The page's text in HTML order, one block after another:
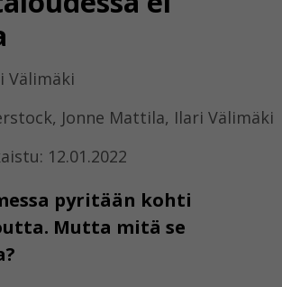
Välimäki
Jonne Mattila, Ilari Välimäki
12.01.2022
pyritään kohti
Mutta mitä se